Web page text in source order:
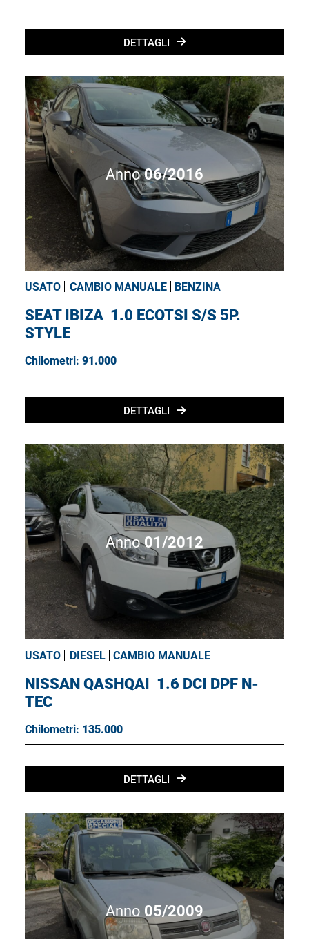
DETTAGLI
Anno06/2016
USATO CAMBIO MANUALE BENZINA
SEAT IBIZA 1.0 ECOTSI S/S 5P.
STYLE
Chilometri: 91.000
DETTAGLI
Anno01/2012
USATO DIESEL CAMBIO MANUALE
NISSAN QASHQAI 1.6 DCI DPF N-
TEC
Chilometri: 135.000
DETTAGLI
Anno 05/2009